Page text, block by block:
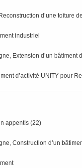
d’une toiture
industriel
Extension d’un bâtiment
d’activité UNITY pour
appentis (22)
Construction d’un